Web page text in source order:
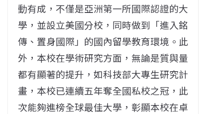
動有成，不僅是亞洲第一所國際認證的大
學，並設立美國分校，同時做到「進入銘
傳、置身國際」的國內留學教育環境。此
外，本校在學術研究方面，無論是質與量
都有顯著的提升，如科技部大專生研究計
畫，本校已連續五年奪全國私校之冠，此
次能夠進榜全球最佳大學，彰顯本校在卓